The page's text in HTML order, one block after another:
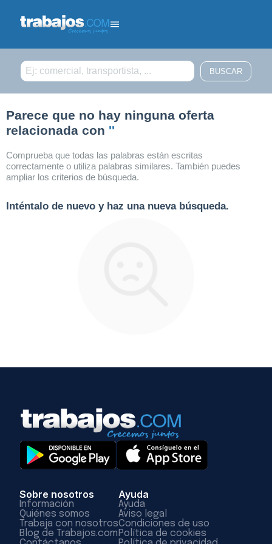
Parece que no hay ninguna oferta
relacionada con ''
Comprueba que todas las palabras están escritas
correctamente o utiliza palabras similares. También puedes
ampliar los criterios de búsqueda.
Inténtalo de nuevo y haz una nueva búsqueda.
Sobre nosotros
Información
Quiénes somos
Trabaja con nosotros
Blog de Trabajos.com
Ayuda
Ayuda
Aviso legal
Condiciones de uso
Política de cookies